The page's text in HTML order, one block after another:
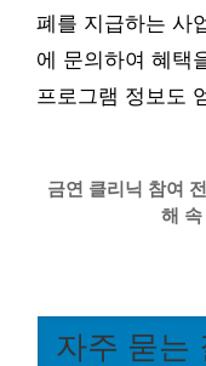
폐를 지급하는 사
에 문의하여 혜택
프로그램 정보도
금연 클리닉 참여
해
자주 묻는